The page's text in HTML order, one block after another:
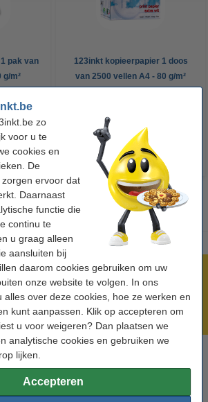
zo
voor u te
cookies en
De
ervoor dat
Daarnaast
functie die
continu te
u graag alleen
aansluiten bij
daarom cookies gebruiken om uw
onze website te volgen. In ons
alles over deze cookies, hoe ze werken en
kunt aanpassen. Klik op accepteren om
u voor weigeren? Dan plaatsen we
analytische cookies en gebruiken we
lijken.
Accepteren
pak van
m²
btw
123inkt kopieerpapier 1 doos
van 2500 vellen A4 - 80 g/m²
morgen in huis!
nodig? Bel ons op +32 (0)9 39 64 123
van 8.30 tot 17 uur